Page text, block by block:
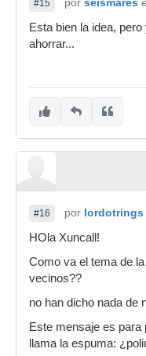
#15
Esta bien la idea,
ahorrar...
#16 por lordotrings
HOla Xuncall!
Como va el tema de
vecinos??
no han dicho nada de
Este mensaje es
llama la espuma: